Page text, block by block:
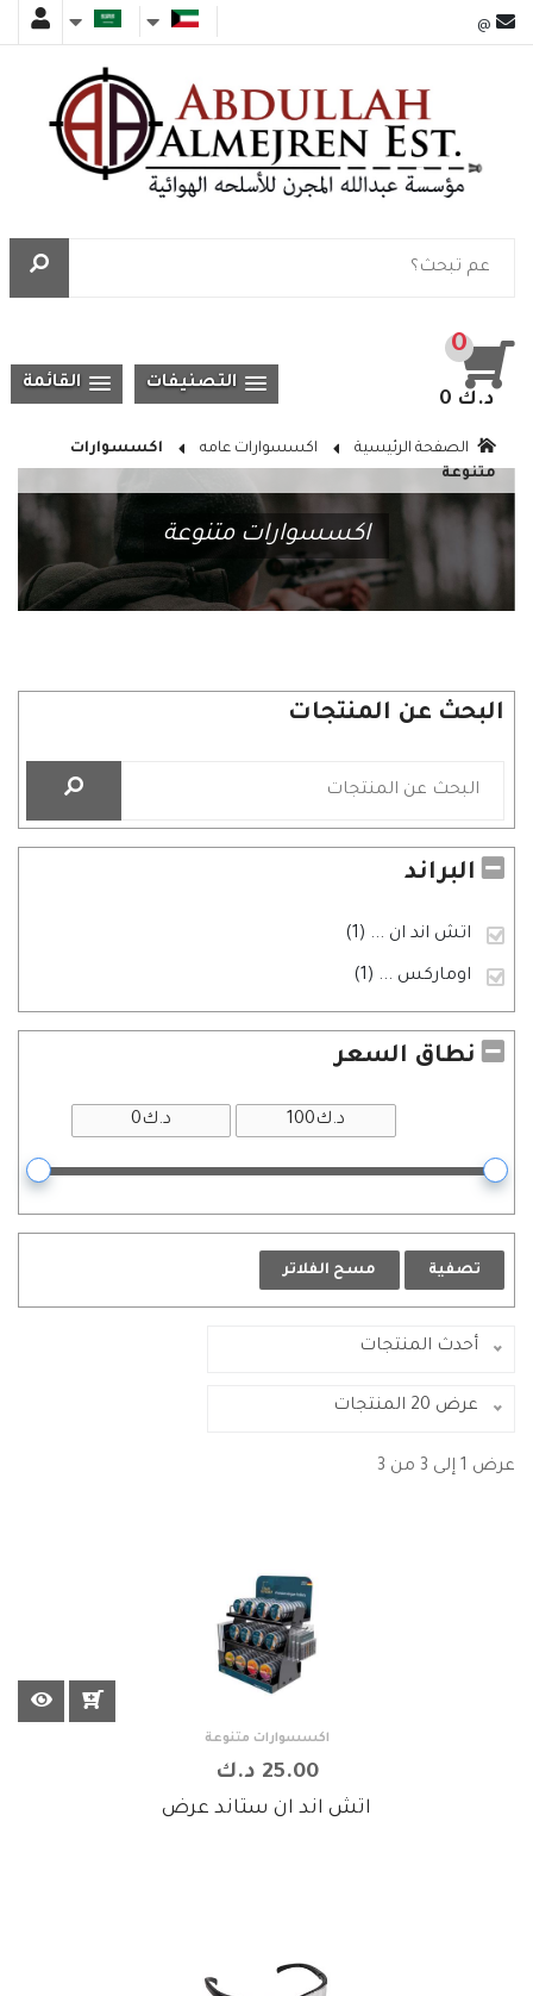
@
0
0 د.ك
القائمة التصنيفات
الصفحة الرئيسية اكسسوارات عامه
اكسسوارات
متنوعة
اكسسوارات متنوعة
البحث عن المنتجات
البراند
اتش اند ان ... (1)
اوماركس ... (1)
نطاق السعر
تصفية مسح الفلاتر
أحدث المنتجات
عرض 20 المنتجات
عرض 1 إلى 3 من 3
اكسسوارات متنوعة
25.00 د.ك
اتش اند ان ستاند عرض